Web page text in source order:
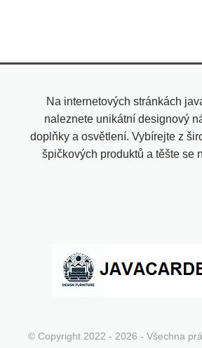
Na internetových stránkách
naleznete unikátní designový
doplňky a osvětlení. Vybírejte z
špičkových produktů a těšte se
© Copyright 2022 - 2026 - Všechna